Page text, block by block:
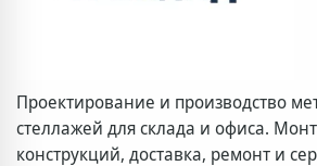
Проектирование и производство
стеллажей для склада и офиса.
конструкций, доставка, ремонт и